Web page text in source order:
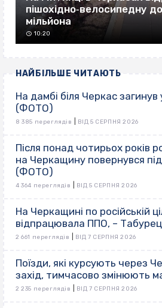
пішохідно‐велосипедну
мільйона
10:20
НАЙБІЛЬШЕ ЧИТАЮТЬ
На дамбі біля Черкас
(ФОТО)
8 385 переглядів ВІД 5 СЕРПНЯ 2026
Після понад чотирьох років
на Черкащину повернувся
(ФОТО)
4 364 переглядів ВІД 5 СЕРПНЯ 2026
На Черкащині по російській
відпрацювала ППО, –
2 661 переглядів ВІД 7 СЕРПНЯ 2026
Поїзди, які курсують через
захід, тимчасово змінюють
2 235 переглядів ВІД 7 СЕРПНЯ 2026